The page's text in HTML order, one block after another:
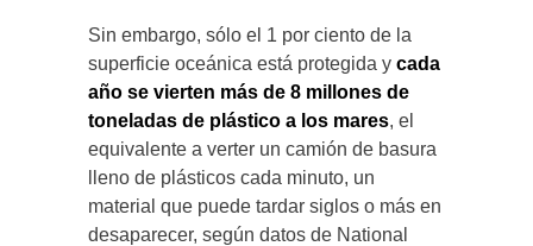
Sin embargo, sólo el 1 por ciento de la
superficie oceánica está protegida y cada
año se vierten más de 8 millones de
toneladas de plástico a los mares, el
equivalente a verter un camión de basura
lleno de plásticos cada minuto, un
material que puede tardar siglos o más en
desaparecer, según datos de National